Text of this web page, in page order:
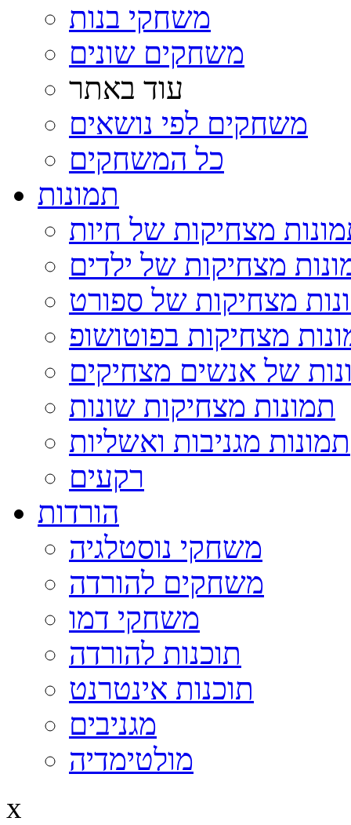
משחקי בנות
משחקים שונים
עוד באתר
משחקים לפי נושאים
כל המשחקים
תמונות
מצחיקות של חיות
מצחיקות של ילדים
מצחיקות של ספורט
מצחיקות בפוטושופ
של אנשים מצחיקים
תמונות מצחיקות שונות
תמונות מגניבות ואשליות
רקעים
הורדות
משחקי נוסטלגיה
משחקים להורדה
משחקי דמו
תוכנות להורדה
תוכנות אינטרנט
מגניבים
מולטימדיה
x